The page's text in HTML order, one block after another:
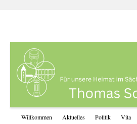
Willkommen Aktuelles Politik Vita